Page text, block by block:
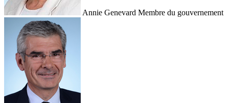
Annie Genevard Membre du gouvernement